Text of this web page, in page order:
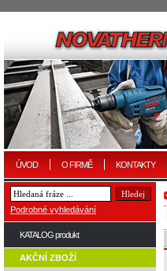
ÚVOD O FIRMĚ KONTAKTY
Podrobné vyhledávání
KATALOG produkt
AKČNÍ ZBOŽÍ